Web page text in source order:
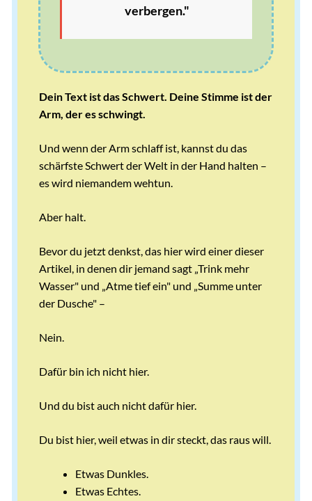
verbergen."
Dein Text ist das Schwert. Deine Stimme ist der
Arm, der es schwingt.
Und wenn der Arm schlaff ist, kannst du das
schärfste Schwert der Welt in der Hand halten –
es wird niemandem wehtun.
Aber halt.
Bevor du jetzt denkst, das hier wird einer dieser
Artikel, in denen dir jemand sagt „Trink mehr
Wasser" und „Atme tief ein" und „Summe unter
der Dusche" –
Nein.
Dafür bin ich nicht hier.
Und du bist auch nicht dafür hier.
Du bist hier, weil etwas in dir steckt, das raus will.
Etwas Dunkles.
Etwas Echtes.